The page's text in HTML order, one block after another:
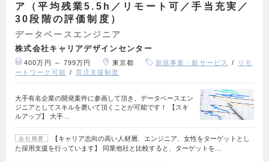
ア（平均残業5.5h／リモート可／手当充実／
30段階の評価制度）
データベースエンジニア
株式会社キャリアデザインセンター
400万円 ～ 799万円 東京都 新規事業・新サービス
リモ
ートワーク可能
育児支援制度
大手有名企業の開発案件に参画して頂き、データベースエン
ジニアとしてスキルを磨いて頂くことが可能です！ 【スキ
ルアップ】 大手…
会社概要
【キャリア志向の高い人材層、エンジニア、女性をターゲットとし
た採用支援を行っています】 同業他社と比較すると、ターゲットを…